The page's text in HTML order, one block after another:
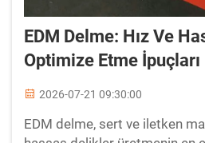
EDM Delme: Hız Ve
Optimize Etme İpuçları
2026-07-21 09:30:00
EDM delme, sert ve iletken